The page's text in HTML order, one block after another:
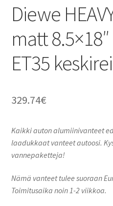
Diewe
matt
ET35
329.74€
Kaikki auton alumiinivanteet
laadukkaat vanteet autoosi.
vannepaketteja!
Nämä vanteet tulee suoraan
Toimitusaika noin 1-2 viikkoa.